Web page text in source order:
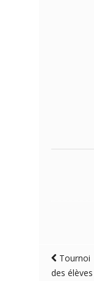
Tournoi
des élèves